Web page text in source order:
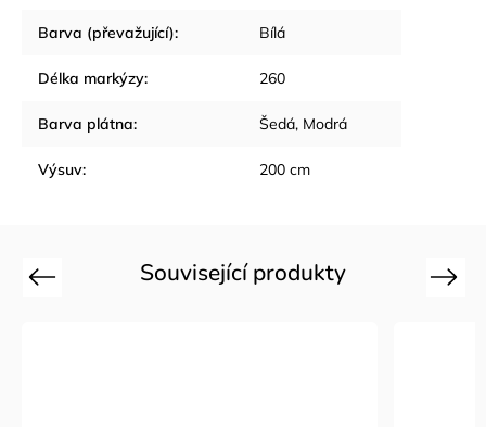
Barva (převažující): Bílá
Délka markýzy: 260
Barva plátna: Šedá, Modrá
Výsuv: 200 cm
Související produkty
Previous Next